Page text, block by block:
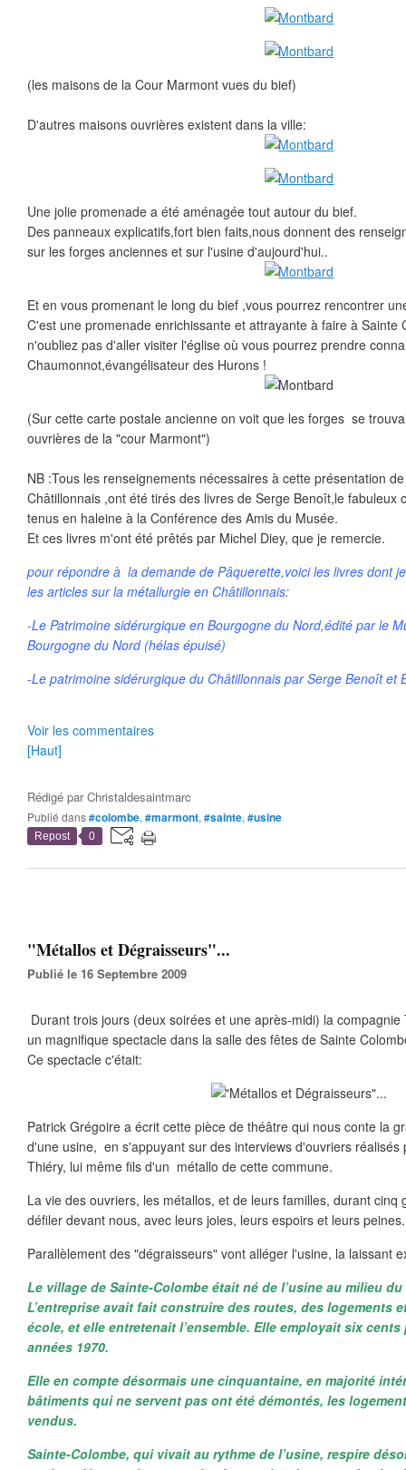
(les maisons de la Cour Marmont vues du bief)
D'autres maisons ouvrières existent dans la ville:
Une jolie promenade a été aménagée tout autour du bief.
Des panneaux explicatifs,fort bien faits,nous donnent des
sur les forges anciennes et sur l'usine d'aujourd'hui..
Et en vous promenant le long du bief ,vous pourrez rencontrer
C'est une promenade enrichissante et attrayante à faire à Sainte
n'oubliez pas d'aller visiter l'église où vous pourrez prendre
Chaumonnot,évangélisateur des Hurons !
(Sur cette carte postale ancienne on voit que les forges se
ouvrières de la "cour Marmont")
NB :Tous les renseignements nécessaires à cette présentation
Châtillonnais ,ont été tirés des livres de Serge Benoît,le fabuleux
tenus en haleine à la Conférence des Amis du Musée.
Et ces livres m'ont été prêtés par Michel Diey, que je remercie.
pour répondre à la demande de Pâquerette,voici les livres dont
les articles sur la métallurgie en Châtillonnais:
-Le Patrimoine sidérurgique en Bourgogne du Nord,édité par le
Bourgogne du Nord (hélas épuisé)
-Le patrimoine sidérurgique du Châtillonnais par Serge Benoît et
Voir les commentaires
[Haut]
Rédigé parChristaldesaintmarc
Publié dans#colombe, #marmont, #sainte, #usine
Repost 0
"Métallos et Dégraisseurs"...
Publié le 16 Septembre 2009
Durant trois jours (deux soirées et une après-midi) la
un magnifique spectacle dans la salle des fêtes de Sainte
Ce spectacle c'était:
Patrick Grégoire a écrit cette pièce de théâtre qui nous conte la
d'une usine, en s'appuyant sur des interviews d'ouvriers réalisés
Thiéry, lui même fils d'un métallo de cette commune.
La vie des ouvriers, les métallos, et de leurs familles, durant cinq
défiler devant nous, avec leurs joies, leurs espoirs et leurs
Parallèlement des "dégraisseurs" vont alléger l'usine, la laissant
Le village de Sainte-Colombe était né de l’usine au milieu
L’entreprise avait fait construire des routes, des logements
école, et elle entretenait l’ensemble. Elle employait six
années 1970.
Elle en compte désormais une cinquantaine, en majorité
bâtiments qui ne servent pas ont été démontés, les
vendus.
Sainte-Colombe, qui vivait au rythme de l’usine, respire